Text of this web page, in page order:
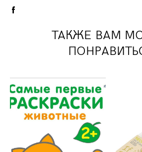
ТАКЖЕ ВАМ